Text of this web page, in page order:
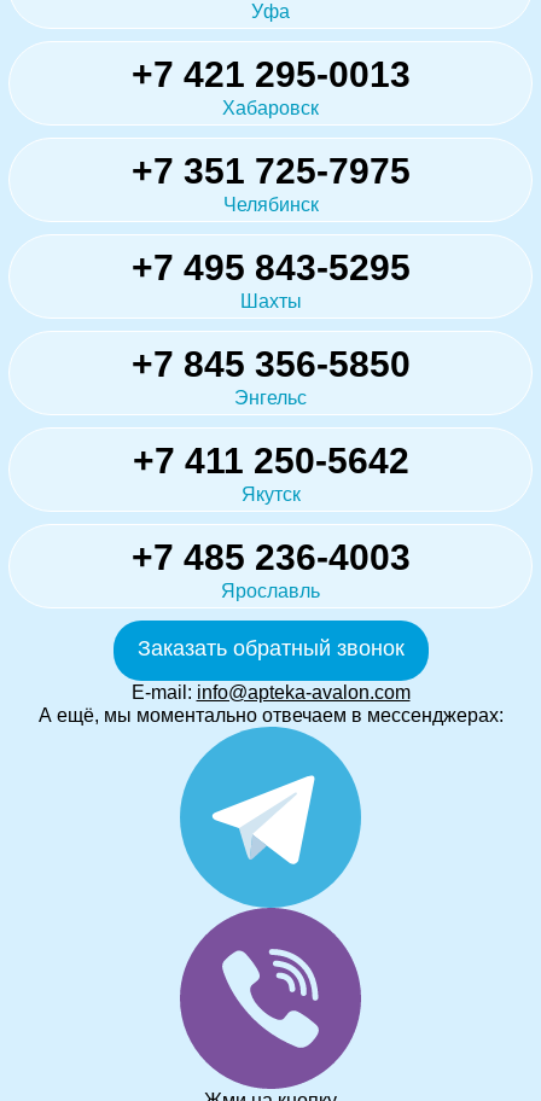
Уфа
+7 421 295-0013
Хабаровск
+7 351 725-7975
Челябинск
+7 495 843-5295
Шахты
+7 845 356-5850
Энгельс
+7 411 250-5642
Якутск
+7 485 236-4003
Ярославль
Заказать обратный звонок
E-mail: info@apteka-avalon.com
А ещё, мы моментально отвечаем в мессенджерах: